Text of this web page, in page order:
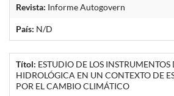
Revista: Informe Autogovern
País: N/D
Títol: ESTUDIO DE LOS
HIDROLÓGICA EN UN CONTEXTO DE
POR EL CAMBIO CLIMÁTICO